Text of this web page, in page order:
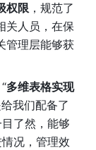
权限 ，规范了
关人员，在保
管理层能够获
多维表格实现
给我们配备了
了然，能够
况，管理效